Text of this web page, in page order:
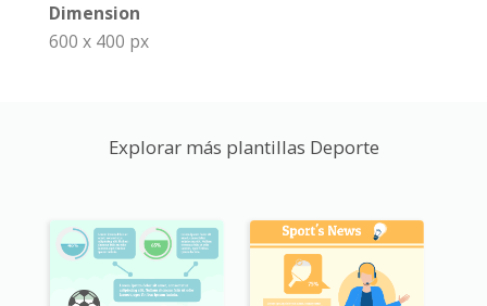
Dimension
600 x 400 px
Explorar más plantillas Deporte